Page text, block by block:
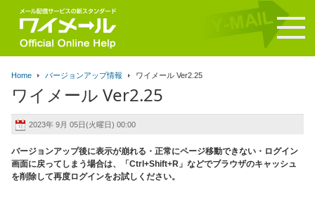
Home バージョンアップ情報 ワイメール Ver2.25
ワイメール Ver2.25
2023年 9月 05日(火曜日) 00:00
バージョンアップ後に表示が崩れる・正常にページ移動できない・ログイン
画面に戻ってしまう場合は、「Ctrl+Shift+R」などでブラウザのキャッシュ
を削除して再度ログインをお試しください。